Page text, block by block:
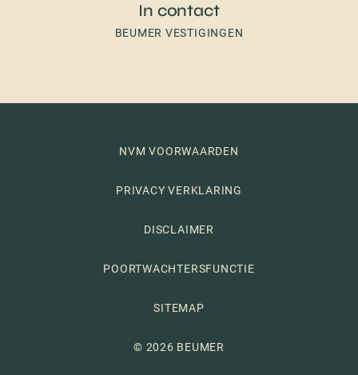
In contact
BEUMER VESTIGINGEN
NVM VOORWAARDEN
PRIVACY VERKLARING
DISCLAIMER
POORTWACHTERSFUNCTIE
SITEMAP
© 2026 BEUMER